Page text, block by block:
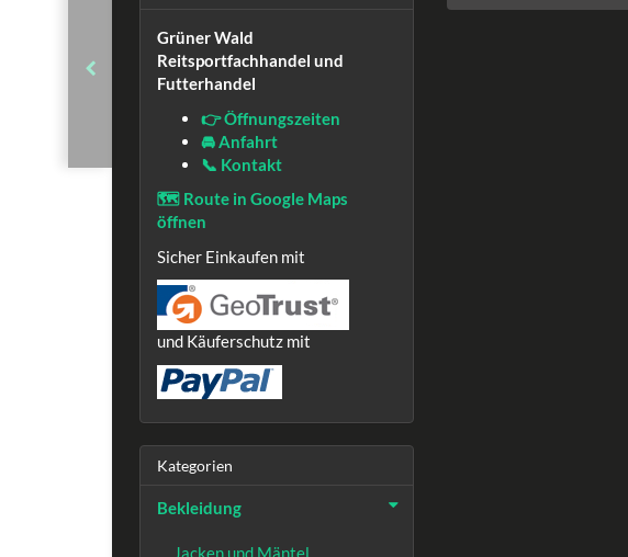
Grüner Wald
Reitsportfachhandel und
Futterhandel
👉 Öffnungszeiten
🚘 Anfahrt
📞 Kontakt
🗺️ Route in Google Maps
öffnen
Sicher Einkaufen mit
und Käuferschutz mit
Kategorien
Bekleidung
Jacken und Mäntel